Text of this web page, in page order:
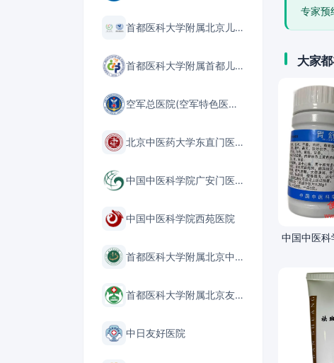
首都医科大学附属北京儿童医院
首都医科大学附属首都儿童医学中心
空军总医院(空军特色医学中心)
北京中医药大学东直门医院
中国中医科学院广安门医院
中国中医科学院西苑医院
首都医科大学附属北京中医医院
首都医科大学附属北京友谊医院
中日友好医院
专家预
大家
中国中医科